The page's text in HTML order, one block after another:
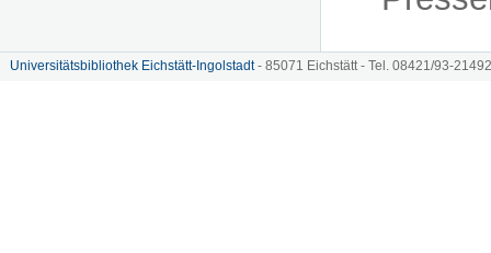
Universitätsbibliothek Eichstätt-Ingolstadt- 85071 Eichstätt - Tel. 08421/93-